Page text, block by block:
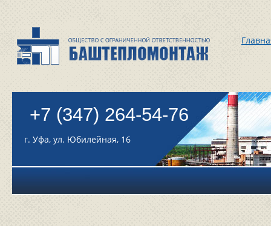
+7 (347) 264-54-76
г. Уфа, ул. Юбилейная, 16